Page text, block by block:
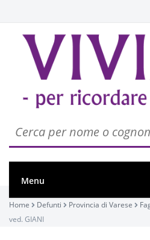
Menu
Home Defunti Provincia di Varese
ved. GIANI
PASSATE:
FUNERALE
Visibile a tutti gli utenti